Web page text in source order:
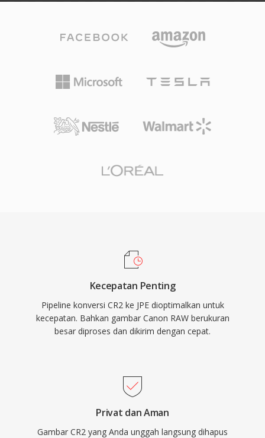
Kecepatan Penting
Pipeline konversi CR2 ke JPE dioptimalkan untuk
kecepatan. Bahkan gambar Canon RAW berukuran
besar diproses dan dikirim dengan cepat.
Privat dan Aman
Gambar CR2 yang Anda unggah langsung dihapus